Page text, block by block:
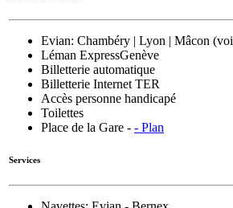
Evian: Chambéry | Lyon | Mâcon
Léman ExpressGenève
Billetterie automatique
Billetterie Internet TER
Accès personne handicapé
Toilettes
Place de la Gare - - Plan
Services